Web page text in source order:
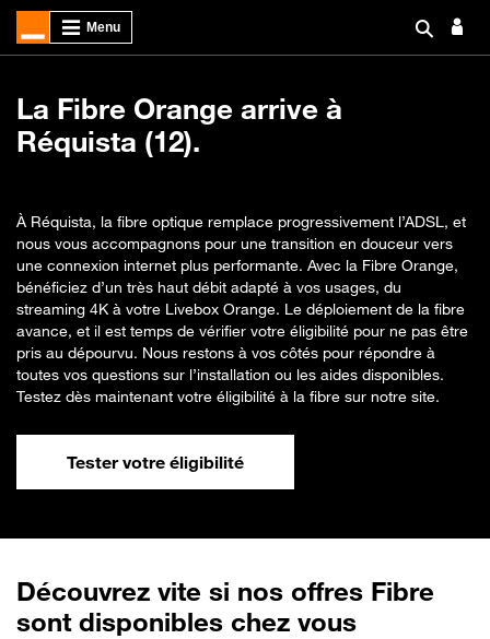
La Fibre Orange arrive à
Réquista (12).
À Réquista, la fibre optique remplace progressivement l’ADSL, et
nous vous accompagnons pour une transition en douceur vers
une connexion internet plus performante. Avec la Fibre Orange,
bénéficiez d’un très haut débit adapté à vos usages, du
streaming 4K à votre Livebox Orange. Le déploiement de la fibre
avance, et il est temps de vérifier votre éligibilité pour ne pas être
pris au dépourvu. Nous restons à vos côtés pour répondre à
toutes vos questions sur l’installation ou les aides disponibles.
Testez dès maintenant votre éligibilité à la fibre sur notre site.
Tester votre éligibilité
Découvrez vite si nos offres Fibre
sont disponibles chez vous